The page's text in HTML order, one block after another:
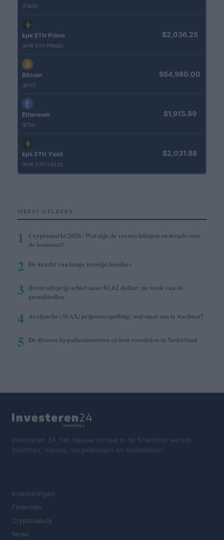
(FIBO)
kpk ETH Prime
(KPK ETH PRIME)
$2,036.25
Bitcoin
(BTC)
$64,980.00
Ethereum
(ETH)
$1,915.89
kpk ETH Yield
(KPK ETH YIELD)
$2,031.88
MEEST GELEZEN
1
Cryptomarkt 2026: Wat zijn de verwachtingen en trends voor
de toekomst?
2 De kracht van lange termijn houders
3 Brent olieprijs schiet naar 81,62 dollar: de week van de
grondstoffen
4 Avalanche (AVAX) prijsvoorspelling: wat staat ons te wachten?
5 De diverse hypotheeksoorten en hun voordelen in Nederland
Investeren 24, het nieuwe portaal in de financiële wereld.
Inzichten, nieuws, vergelijkingen en statistieken.
Investeringen
Financiën
Cryptovaluta
News